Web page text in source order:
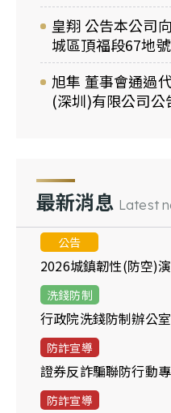
皇翔 公告本公司
城區頂福段67地
旭隼 董事會通過
(深圳)有限公司
最新消息 Latest
公告
2026城鎮韌性(防空)
洗錢防制
行政院洗錢防制辦公室
防詐宣導
證券反詐騙聯防行動
防詐宣導